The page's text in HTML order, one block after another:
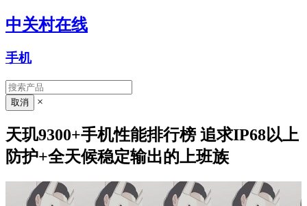
中关村在线
手机
×
天玑9300+手机性能排行榜 追求IP68以上
防护+全天候稳定输出的上班族